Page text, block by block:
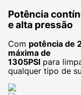
Potência
e alta pressão
Com potência de
máxima de
1305PSI para
qualquer tipo de